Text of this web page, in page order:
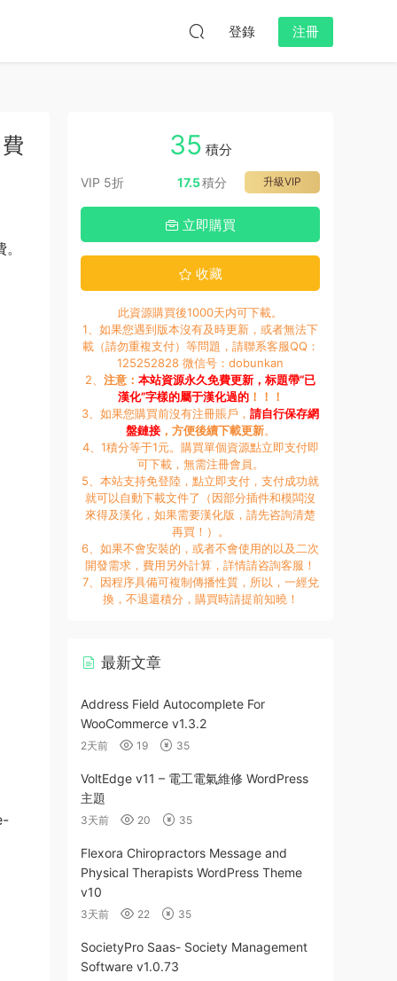
登錄 注冊
35 積分
VIP 5折 升級VIP
17.5積分
立即購買
收藏
此資源購買後1000天内可下載。
1、如果您遇到版本沒有及時更新，或者無法下
載（請勿重複支付）等問題，請聯系客服QQ：
125252828 微信号：dobunkan
2、 注意： 本站資源永久免費更新，标題帶“已
漢化”字樣的屬于漢化過的！！！
3、如果您購買前沒有注冊賬戶， 請自行保存網
盤鏈接，方便後續下載更新。
4、1積分等于1元。購買單個資源點立即支付即
可下載，無需注冊會員。
5、本站支持免登陸，點立即支付，支付成功就
就可以自動下載文件了（因部分插件和模闆沒
來得及漢化，如果需要漢化版，請先咨詢清楚
再買！）。
6、如果不會安裝的，或者不會使用的以及二次
開發需求，費用另外計算，詳情請咨詢客服！
7、因程序具備可複制傳播性質，所以，一經兌
換，不退還積分，購買時請提前知曉！
最新文章
Address Field Autocomplete For
WooCommerce v1.3.2
2天前 19 35
VoltEdge v11 – 電工電氣維修 WordPress
主題
3天前 20 35
Flexora Chiropractors Message and
Physical Therapists WordPress Theme
v10
3天前 22 35
SocietyPro Saas- Society Management
Software v1.0.73